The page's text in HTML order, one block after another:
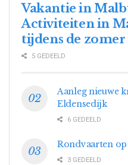
Vakantie in
Activiteiten in
tijdens de zomer
5 GEDEELD
Aanleg nieuwe
Eldensedijk
6 GEDEELD
Rondvaarten op
3 GEDEELD